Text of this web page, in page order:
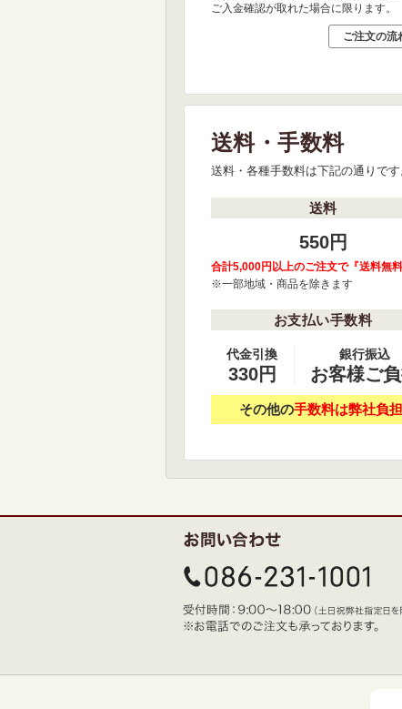
ご入金確認が取れた場合に限ります。
ご注文の流
送料・手数料
送料・各種手数料は下記の通りです
送料
550円
合計5,000円以上のご注文で『送料無料
※一部地域・商品を除きます
お支払い手数料
代金引換
330円
銀行振込
お客様ご
その他の手数料は弊社負